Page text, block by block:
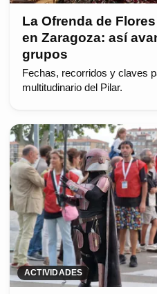
La Ofrenda de
en Zaragoza: así
grupos
Fechas, recorridos y claves
multitudinario del Pilar.
ACTIVIDADES